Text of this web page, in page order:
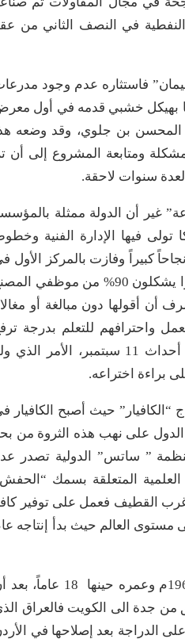
في النصف الثاني من
فاستثاره عدم وجود
بهيكل خشبي قدمه في أول
آنذاك عبد المحسن بن جلوي، وقد وضعه
ومتابعة المشروع إلى أن
غير أن الدولة ممثلة
فيها الإدارة الفنية
من المدرعات بلغت الكمال عام 1998م، فحققت نجاحاً كبيراً وفازت بالمركز
عدة معارض دولية. وعبر الدكتور الفارس عن امتنانه لأبناء منطقة القطيف الذين كانوا يشكلون 90% من
أن أقولها دون مبالغة أو
واحترافهم للتعلم بدرجة
الرأس”. ثم أشار إلى أنه مع انتهاء عملية التصنيع بنجاح وبدء عملية الإنتاج وقعت أحداث 11 سبتمبر، الأمر
براءة اختراعه.
حيث أصبح الكافيار
على نهب هذه الثروة من
” ساتس” الدولية تصدر
العلمية المتعلقة بسمك
غرب القطيف فعمل على توفير
مستوى العالم حيث بدأ إنتاجه
كما تطرق الفارس لمغامرته في رحلة حول العالم على دراجة نارية بمفرده عام 1968م وعمره حينها
من جدة الى الكويت فالعراق
الدراجة بعد إصلاحها في